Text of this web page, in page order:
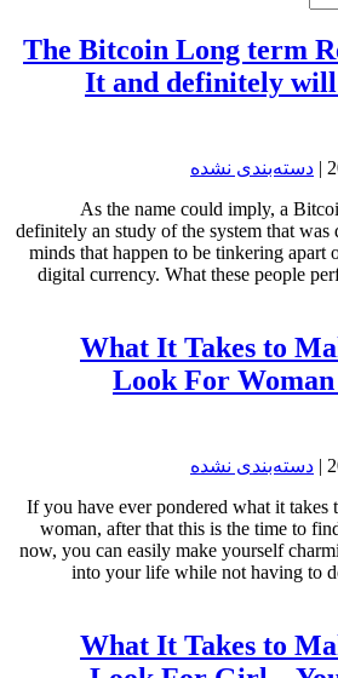
The Bitcoin Long term
It and definitely will
| دسته‌بندی نشده
As the name could imply, a
definitely an study of the system that was
minds that happen to be tinkering apart
digital currency. What these people
What It Takes to
Look For
| دسته‌بندی نشده
If you have ever pondered what it takes
woman, after that this is the time to
now, you can easily make yourself
into your life while not having to
What It Takes to